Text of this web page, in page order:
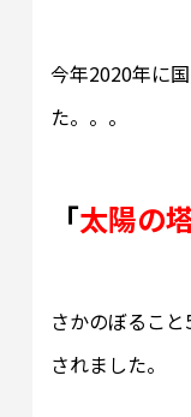
今年2020年に
た。。。
「太陽の
さかのぼるこ
されました。